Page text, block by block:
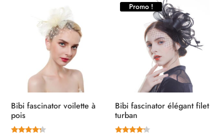
était :
29.90€.
est :
24.99€.
Bibi fascinator voilette à
pois
Promo !
Bibi fascinator élégant filet
turban